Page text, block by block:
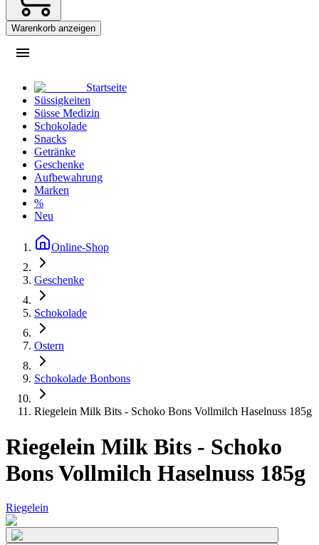
Warenkorb anzeigen
Startseite
Süssigkeiten
Süsse Medizin
Schokolade
Snacks
Getränke
Geschenke
Aufbewahrung
Marken
%
Neu
Online-Shop
Geschenke
Schokolade
Ostern
Schokolade Bonbons
Riegelein Milk Bits - Schoko Bons Vollmilch Haselnuss 185g
Riegelein Milk Bits - Schoko
Bons Vollmilch Haselnuss 185g
Riegelein